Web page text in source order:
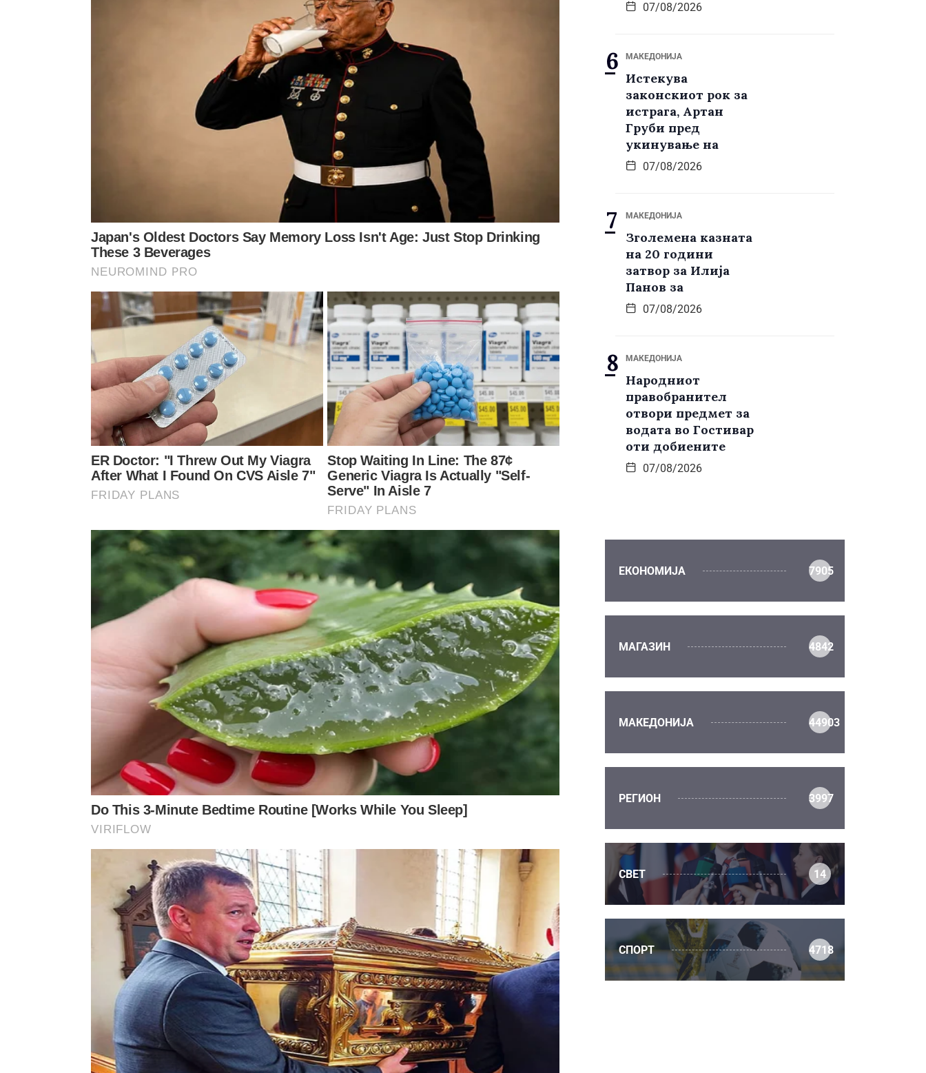
07/08/2026
МАКЕДОНИЈА
Истекува
законскиот рок за
истрага, Артан
Груби пред
укинување на
07/08/2026
МАКЕДОНИЈА
Зголемена казната
на 20 години
затвор за Илија
Панов за
07/08/2026
МАКЕДОНИЈА
Народниот
правобранител
отвори предмет за
водата во Гостивар
оти добиените
07/08/2026
ЕКОНОМИЈА 7905
МАГАЗИН 4842
МАКЕДОНИЈА 44903
РЕГИОН 3997
СВЕТ 14
СПОРТ 4718